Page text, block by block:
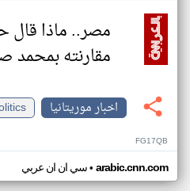
مصر.. ماذا
مقارنته بمحمد
اخبار موريتانيا
FG17QB
سي ان ان عربي• arabic.cnn.com